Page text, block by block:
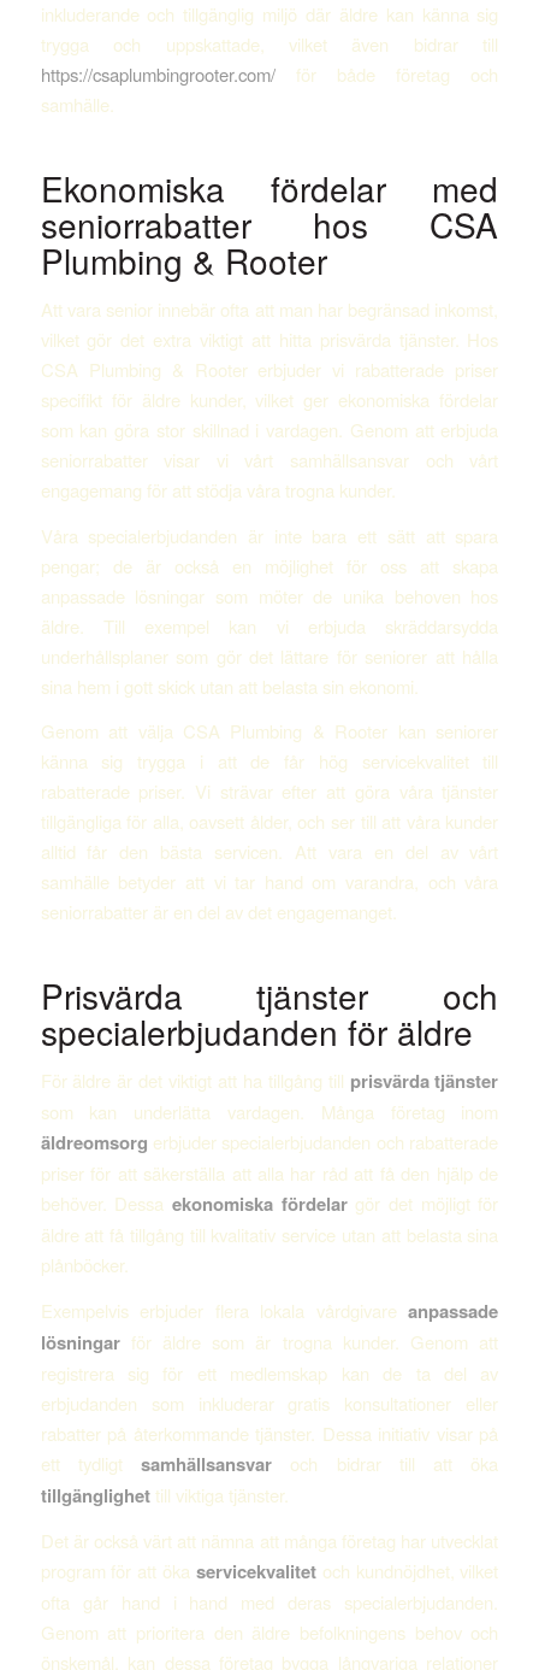
inkluderande och tillgänglig miljö där äldre kan känna sig
trygga och uppskattade, vilket även bidrar till
https://csaplumbingrooter.com/för både företag och
samhälle.
Ekonomiska fördelar med
seniorrabatter hos CSA
Plumbing & Rooter
Att vara senior innebär ofta att man har begränsad inkomst,
vilket gör det extra viktigt att hitta prisvärda tjänster. Hos
CSA Plumbing & Rooter erbjuder vi rabatterade priser
specifikt för äldre kunder, vilket ger ekonomiska fördelar
som kan göra stor skillnad i vardagen. Genom att erbjuda
seniorrabatter visar vi vårt samhällsansvar och vårt
engagemang för att stödja våra trogna kunder.
Våra specialerbjudanden är inte bara ett sätt att spara
pengar; de är också en möjlighet för oss att skapa
anpassade lösningar som möter de unika behoven hos
äldre. Till exempel kan vi erbjuda skräddarsydda
underhållsplaner som gör det lättare för seniorer att hålla
sina hem i gott skick utan att belasta sin ekonomi.
Genom att välja CSA Plumbing & Rooter kan seniorer
känna sig trygga i att de får hög servicekvalitet till
rabatterade priser. Vi strävar efter att göra våra tjänster
tillgängliga för alla, oavsett ålder, och ser till att våra kunder
alltid får den bästa servicen. Att vara en del av vårt
samhälle betyder att vi tar hand om varandra, och våra
seniorrabatter är en del av det engagemanget.
Prisvärda tjänster och
specialerbjudanden för äldre
För äldre är det viktigt att ha tillgång till prisvärda tjänster
som kan underlätta vardagen. Många företag inom
äldreomsorg erbjuder specialerbjudanden och rabatterade
priser för att säkerställa att alla har råd att få den hjälp de
behöver. Dessa ekonomiska fördelargör det möjligt för
äldre att få tillgång till kvalitativ service utan att belasta sina
plånböcker.
Exempelvis erbjuder flera lokala vårdgivareanpassade
lösningarför äldre som är trogna kunder. Genom att
registrera sig för ett medlemskap kan de ta del av
erbjudanden som inkluderar gratis konsultationer eller
rabatter på återkommande tjänster. Dessa initiativ visar på
ett tydligtsamhällsansvar och bidrar till att öka
tillgänglighettill viktiga tjänster.
Det är också värt att nämna att många företag har utvecklat
program för att öka servicekvalitetoch kundnöjdhet, vilket
ofta går hand i hand med deras specialerbjudanden.
Genom att prioritera den äldre befolkningens behov och
önskemål, kan dessa företag bygga långvariga relationer